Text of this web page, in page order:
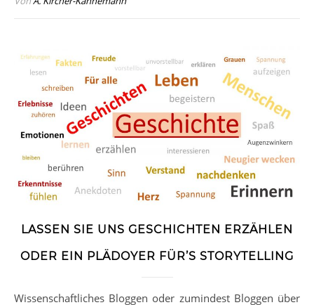
LASSEN SIE UNS GESCHICHTEN ERZÄHLEN
ODER EIN PLÄDOYER FÜR’S STORYTELLING
Wissenschaftliches Bloggen oder zumindest Bloggen über